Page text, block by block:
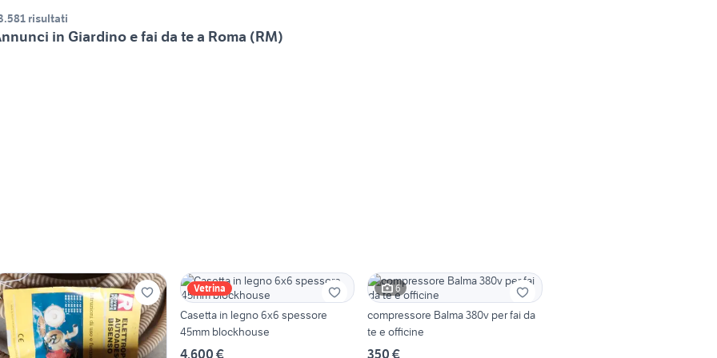
risultati
in Giardino e fai da te a Roma (RM)
Vetrina
Casetta in legno 6x6 spessore
45mm blockhouse
4.600 €
6
compressore Balma 380v per fai da
te e officine
350 €